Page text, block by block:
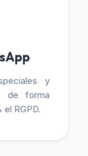
y
de forma
RGPD.